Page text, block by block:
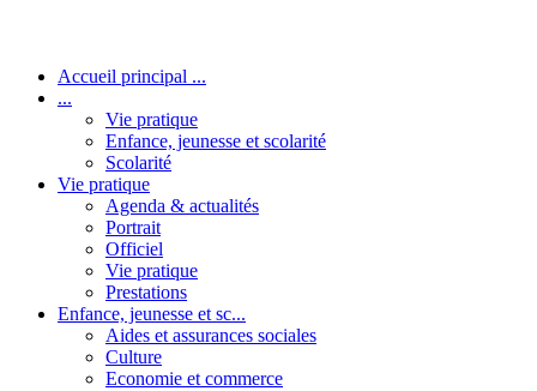
Accueil principal ...
...
Vie pratique
Enfance, jeunesse et scolarité
Scolarité
Vie pratique
Agenda & actualités
Portrait
Officiel
Vie pratique
Prestations
Enfance, jeunesse et sc...
Aides et assurances sociales
Culture
Economie et commerce